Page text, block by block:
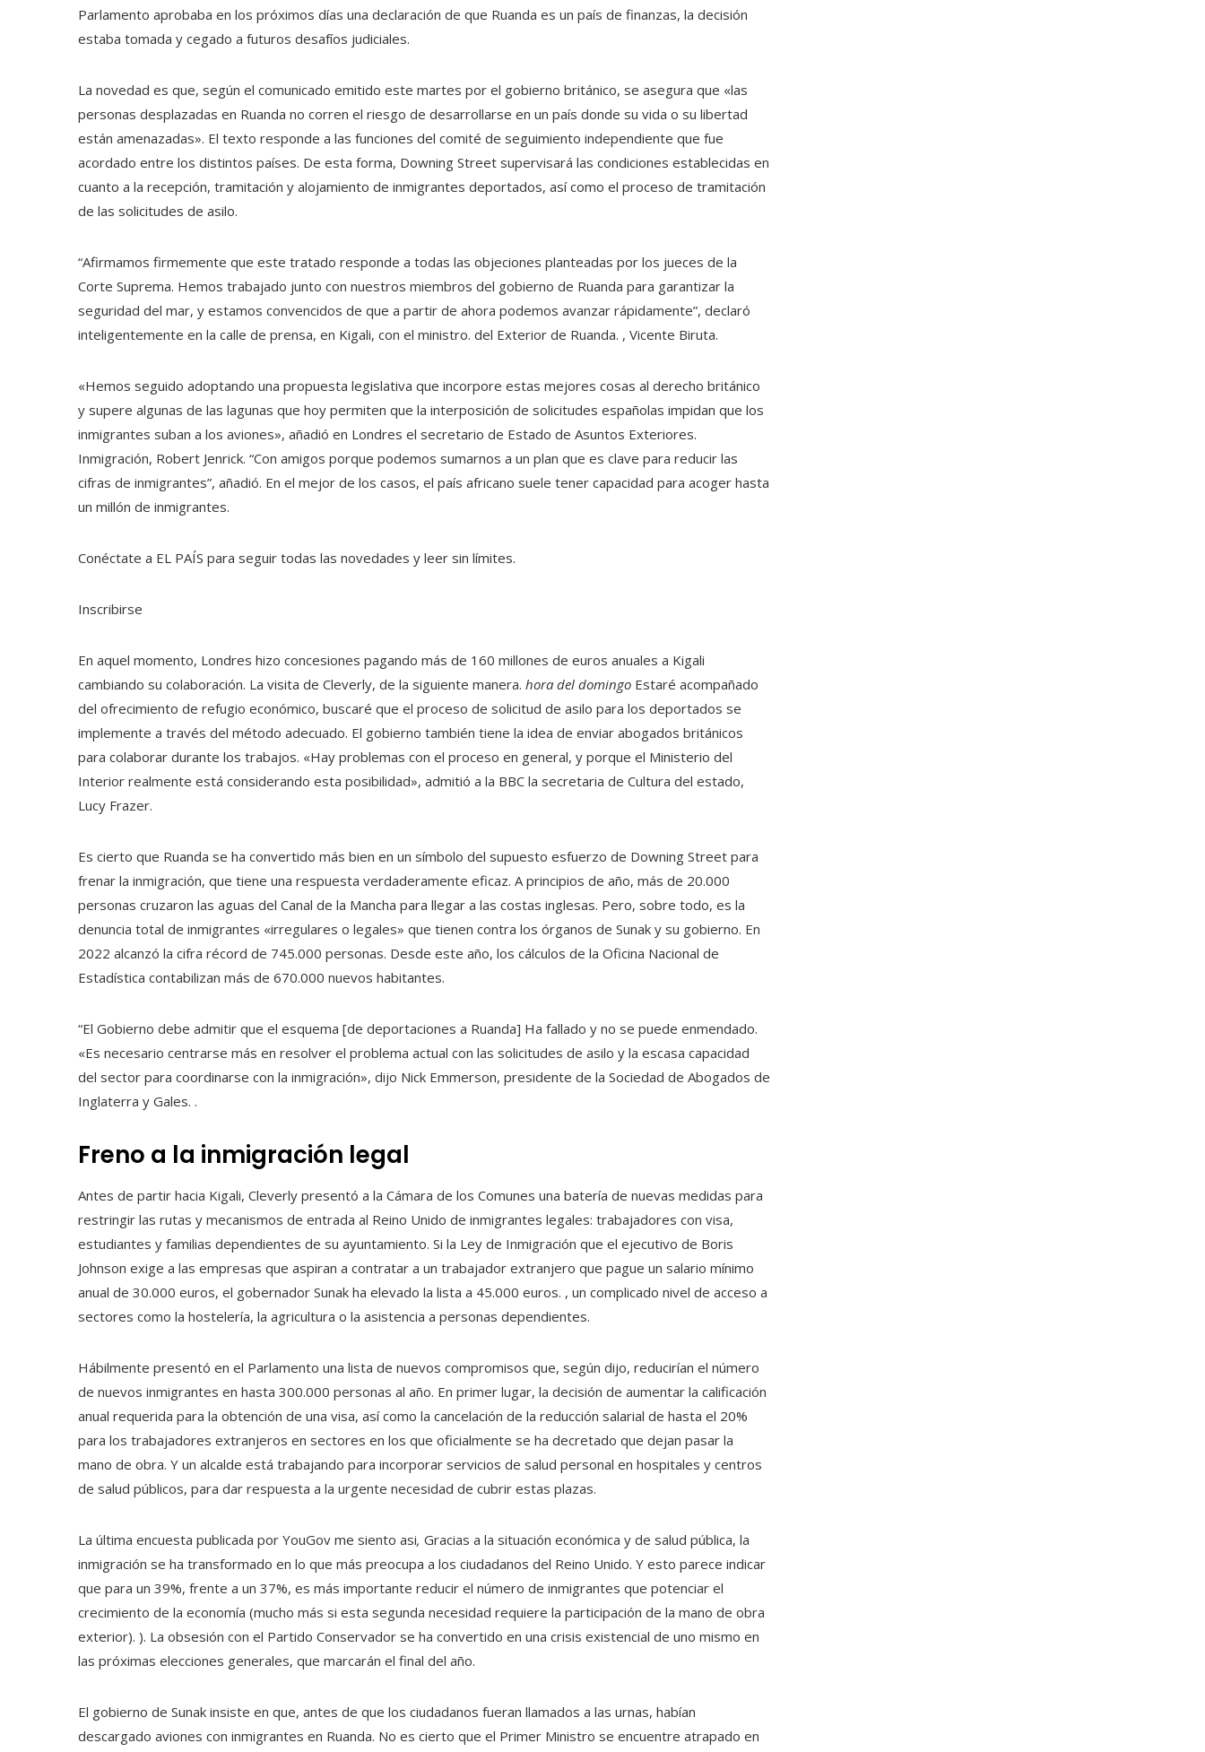
Parlamento aprobaba en los próximos días una declaración de que Ruanda es un país de finanzas, la decisión
estaba tomada y cegado a futuros desafíos judiciales.
La novedad es que, según el comunicado emitido este martes por el gobierno británico, se asegura que «las
personas desplazadas en Ruanda no corren el riesgo de desarrollarse en un país donde su vida o su libertad
están amenazadas». El texto responde a las funciones del comité de seguimiento independiente que fue
acordado entre los distintos países. De esta forma, Downing Street supervisará las condiciones establecidas en
cuanto a la recepción, tramitación y alojamiento de inmigrantes deportados, así como el proceso de tramitación
de las solicitudes de asilo.
“Afirmamos firmemente que este tratado responde a todas las objeciones planteadas por los jueces de la
Corte Suprema. Hemos trabajado junto con nuestros miembros del gobierno de Ruanda para garantizar la
seguridad del mar, y estamos convencidos de que a partir de ahora podemos avanzar rápidamente”, declaró
inteligentemente en la calle de prensa, en Kigali, con el ministro. del Exterior de Ruanda. , Vicente Biruta.
«Hemos seguido adoptando una propuesta legislativa que incorpore estas mejores cosas al derecho británico
y supere algunas de las lagunas que hoy permiten que la interposición de solicitudes españolas impidan que los
inmigrantes suban a los aviones», añadió en Londres el secretario de Estado de Asuntos Exteriores.
Inmigración, Robert Jenrick. “Con amigos porque podemos sumarnos a un plan que es clave para reducir las
cifras de inmigrantes”, añadió. En el mejor de los casos, el país africano suele tener capacidad para acoger hasta
un millón de inmigrantes.
Conéctate a EL PAÍS para seguir todas las novedades y leer sin límites.
Inscribirse
En aquel momento, Londres hizo concesiones pagando más de 160 millones de euros anuales a Kigali
cambiando su colaboración. La visita de Cleverly, de la siguiente manera. hora del domingo Estaré acompañado
del ofrecimiento de refugio económico, buscaré que el proceso de solicitud de asilo para los deportados se
implemente a través del método adecuado. El gobierno también tiene la idea de enviar abogados británicos
para colaborar durante los trabajos. «Hay problemas con el proceso en general, y porque el Ministerio del
Interior realmente está considerando esta posibilidad», admitió a la BBC la secretaria de Cultura del estado,
Lucy Frazer.
Es cierto que Ruanda se ha convertido más bien en un símbolo del supuesto esfuerzo de Downing Street para
frenar la inmigración, que tiene una respuesta verdaderamente eficaz. A principios de año, más de 20.000
personas cruzaron las aguas del Canal de la Mancha para llegar a las costas inglesas. Pero, sobre todo, es la
denuncia total de inmigrantes «irregulares o legales» que tienen contra los órganos de Sunak y su gobierno. En
2022 alcanzó la cifra récord de 745.000 personas. Desde este año, los cálculos de la Oficina Nacional de
Estadística contabilizan más de 670.000 nuevos habitantes.
“El Gobierno debe admitir que el esquema [de deportaciones a Ruanda] Ha fallado y no se puede enmendado.
«Es necesario centrarse más en resolver el problema actual con las solicitudes de asilo y la escasa capacidad
del sector para coordinarse con la inmigración», dijo Nick Emmerson, presidente de la Sociedad de Abogados de
Inglaterra y Gales. .
Freno a la inmigración legal
Antes de partir hacia Kigali, Cleverly presentó a la Cámara de los Comunes una batería de nuevas medidas para
restringir las rutas y mecanismos de entrada al Reino Unido de inmigrantes legales: trabajadores con visa,
estudiantes y familias dependientes de su ayuntamiento. Si la Ley de Inmigración que el ejecutivo de Boris
Johnson exige a las empresas que aspiran a contratar a un trabajador extranjero que pague un salario mínimo
anual de 30.000 euros, el gobernador Sunak ha elevado la lista a 45.000 euros. , un complicado nivel de acceso a
sectores como la hostelería, la agricultura o la asistencia a personas dependientes.
Hábilmente presentó en el Parlamento una lista de nuevos compromisos que, según dijo, reducirían el número
de nuevos inmigrantes en hasta 300.000 personas al año. En primer lugar, la decisión de aumentar la calificación
anual requerida para la obtención de una visa, así como la cancelación de la reducción salarial de hasta el 20%
para los trabajadores extranjeros en sectores en los que oficialmente se ha decretado que dejan pasar la
mano de obra. Y un alcalde está trabajando para incorporar servicios de salud personal en hospitales y centros
de salud públicos, para dar respuesta a la urgente necesidad de cubrir estas plazas.
La última encuesta publicada por YouGov me siento asi, Gracias a la situación económica y de salud pública, la
inmigración se ha transformado en lo que más preocupa a los ciudadanos del Reino Unido. Y esto parece indicar
que para un 39%, frente a un 37%, es más importante reducir el número de inmigrantes que potenciar el
crecimiento de la economía (mucho más si esta segunda necesidad requiere la participación de la mano de obra
exterior). ). La obsesión con el Partido Conservador se ha convertido en una crisis existencial de uno mismo en
las próximas elecciones generales, que marcarán el final del año.
El gobierno de Sunak insiste en que, antes de que los ciudadanos fueran llamados a las urnas, habían
descargado aviones con inmigrantes en Ruanda. No es cierto que el Primer Ministro se encuentre atrapado en